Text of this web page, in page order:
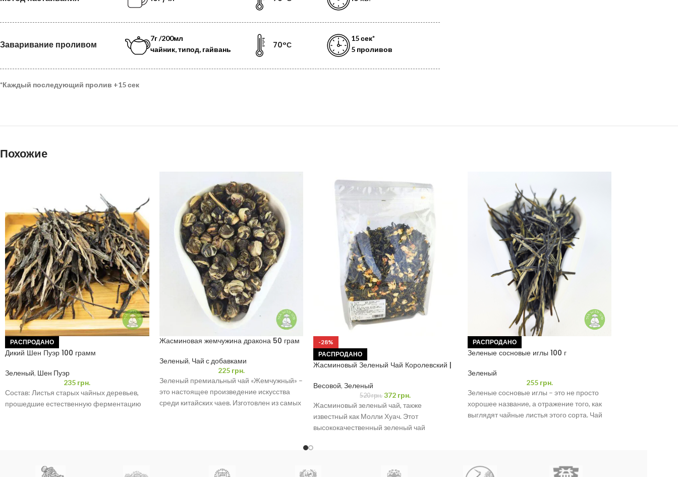
Заваривание проливом
7г /200мл
чайник, типод, гайвань
70°С
15 сек*
5 проливов
*Каждый последующий пролив +15 сек
Похожие
РАСПРОДАНО
Дикий Шен Пуэр 100 грамм
Зеленый, Шен Пуэр
235 грн.
Состав: Листья старых чайных деревьев,
прошедшие естественную ферментацию
Жасминовая жемчужина дракона 50 грам
Зеленый, Чай с добавками
225грн.
Зеленый премиальный чай «Жемчужный» –
это настоящее произведение искусства
среди китайских чаев. Изготовлен из самых
-28%
РАСПРОДАНО
Жасминовый Зеленый Чай Королевский |
Весовой, Зеленый
520грн. 372 грн.
Жасминовый зеленый чай, также
известный как Молли Хуач. Этот
высококачественный зеленый чай
РАСПРОДАНО
Зеленые сосновые иглы 100 г
Зеленый
255грн.
Зеленые сосновые иглы – это не просто
хорошее название, а отражение того, как
выглядят чайные листья этого сорта. Чай